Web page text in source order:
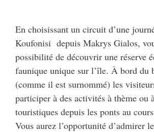
En choisissant un circuit d’une
Koufonisi depuis Makrys Gialos,
possibilité de découvrir une réserve
faunique unique sur l’île. À bord du
(comme il est surnommé) les
participer à des activités à thème ou
touristiques depuis les ponts au
Vous aurez l’opportunité d’admirer